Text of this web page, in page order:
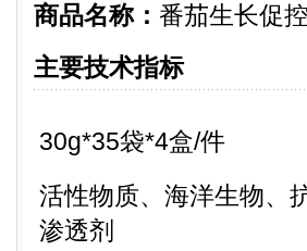
商品名称： 番茄生长促
主要技术指标
30g*35袋*4盒/件
活性物质、海洋生物、
渗透剂